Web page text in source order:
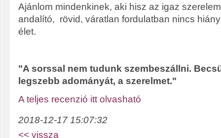
Ajánlom mindenkinek, aki hisz az igaz
andalító, rövid, váratlan fordulatban nincs
élet.
"A sorssal nem tudunk szembeszállni.
legszebb adományát, a szerelmet."
A teljes recenzió itt olvasható
2018-12-17 15:07:32
<< vissza